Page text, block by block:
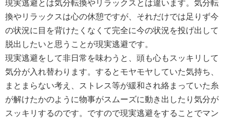
現実逃避とは気分転換やリラックスとは違います。気分転
換やリラックスは心の休憩ですが、それだけでは足りず今
の状況に目を背けたくなくて完全に今の状況を投げ出して
脱出したいと思うことが現実逃避です。
現実逃避をして非日常を味わうと、頭も心もスッキリして
気分が入れ替わります。するとモヤモヤしていた気持ち、
まとまらない考え、ストレス等が緩和され絡まっていた糸
が解けたかのように物事がスムーズに動き出したり気分が
スッキリするのです。ですので現実逃避をすることでマン